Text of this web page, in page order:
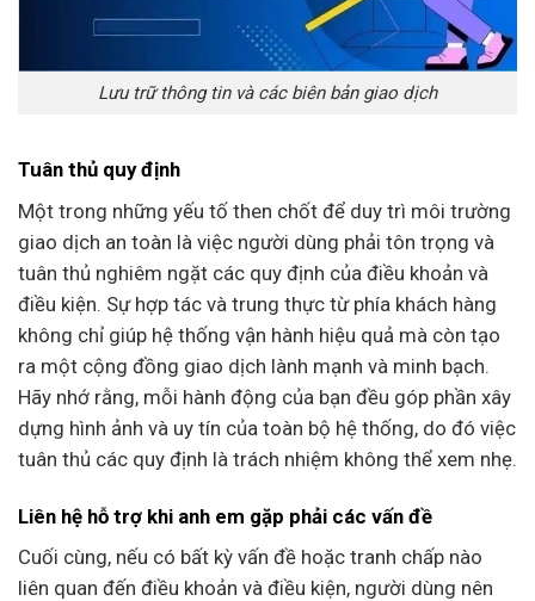
Lưu trữ thông tin và các biên bản giao dịch
Tuân thủ quy định
Một trong những yếu tố then chốt để duy trì môi trường
giao dịch an toàn là việc người dùng phải tôn trọng và
tuân thủ nghiêm ngặt các quy định của điều khoản và
điều kiện. Sự hợp tác và trung thực từ phía khách hàng
không chỉ giúp hệ thống vận hành hiệu quả mà còn tạo
ra một cộng đồng giao dịch lành mạnh và minh bạch.
Hãy nhớ rằng, mỗi hành động của bạn đều góp phần xây
dựng hình ảnh và uy tín của toàn bộ hệ thống, do đó việc
tuân thủ các quy định là trách nhiệm không thể xem nhẹ.
Liên hệ hỗ trợ khi anh em gặp phải các vấn đề
Cuối cùng, nếu có bất kỳ vấn đề hoặc tranh chấp nào
liên quan đến điều khoản và điều kiện, người dùng nên